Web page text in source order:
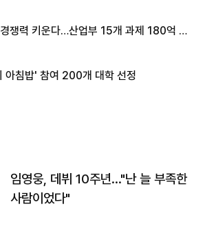
쟁력 키운다…산업부 15개 과제 180억 지
아침밥' 참여 200개 대학 선정
임영웅, 데뷔 10주년…"난 늘 부족한
사람이었다"